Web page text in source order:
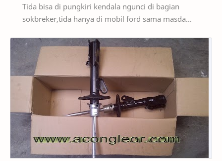
Tida bisa di pungkiri kendala ngunci di bagian
sokbreker,tida hanya di mobil ford sama masda